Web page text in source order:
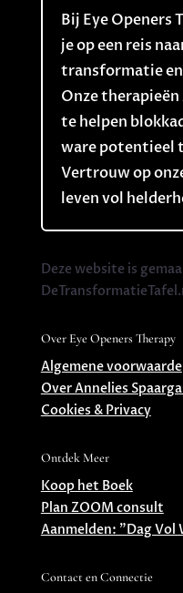
Bij Eye Openers
je op een reis
transformatie
Onze
te helpen
ware potentieel
Vertrouw op
leven vol
Deze website is
Over Eye Openers Therapy
Algemene voorwaarde
Over Annelies
Cookies & Privacy
Ontdek Meer
Koop het Boek
Plan ZOOM consult
Aanmelden: ”Dag Vol
Contact en Connectie